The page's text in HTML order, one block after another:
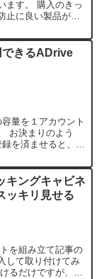
ます。 購入のきっ
に良い製品がコ
できるADrive
量を１アカウント
お決まりのよう
を済ませると、認
キングキャビネ
ッキリ見せる
を組み立て記事の
して取り付けてみ
るだけですが、元